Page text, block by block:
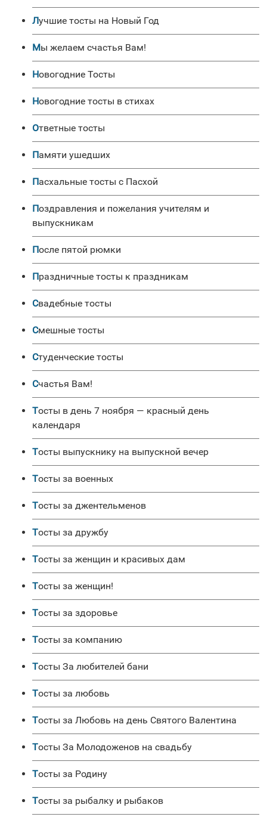
Лучшие тосты на Новый Год
Мы желаем счастья Вам!
Новогодние Тосты
Новогодние тосты в стихах
Ответные тосты
Памяти ушедших
Пасхальные тосты с Пасхой
Поздравления и пожелания учителям и
выпускникам
После пятой рюмки
Праздничные тосты к праздникам
Свадебные тосты
Смешные тосты
Студенческие тосты
Счастья Вам!
Тосты в день 7 ноября — красный день
календаря
Тосты выпускнику на выпускной вечер
Тосты за военных
Тосты за джентельменов
Тосты за дружбу
Тосты за женщин и красивых дам
Тосты за женщин!
Тосты за здоровье
Тосты за компанию
Тосты За любителей бани
Тосты за любовь
Тосты за Любовь на день Святого Валентина
Тосты За Молодоженов на свадьбу
Тосты за Родину
Тосты за рыбалку и рыбаков